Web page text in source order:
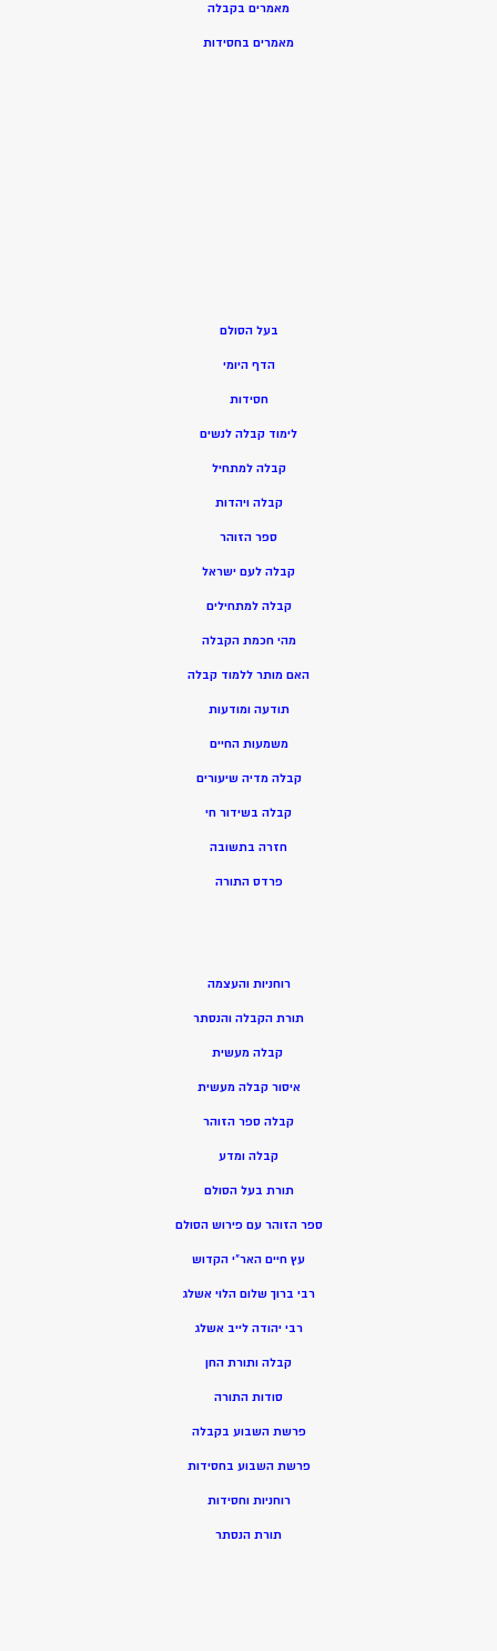
מאמרים בקבלה
מאמרים בחסידות
בעל הסולם
הדף היומי
חסידות
לימוד קבלה לנשים
קבלה למתחיל
קבלה ויהדות
ספר הזוהר
קבלה לעם ישראל
קבלה למתחילים
מהי חכמת הקבלה
האם מותר ללמוד קבלה
תודעה ומודעות
משמעות החיים
קבלה מדיה שיעורים
קבלה בשידור חי
חזרה בתשובה
פרדס התורה
רוחניות והעצמה
תורת הקבלה והנסתר
קבלה מעשית
איסור קבלה מעשית
קבלה ספר הזוהר
קבלה ומדע
תורת בעל הסולם
ספר הזוהר עם פירוש הסולם
עץ חיים האר”י הקדוש
רבי ברוך שלום הלוי אשלג
רבי יהודה לייב אשלג
קבלה ותורת החן
סודות התורה
פרשת השבוע בקבלה
פרשת השבוע בחסידות
רוחניות וחסידות
תורת הנסתר